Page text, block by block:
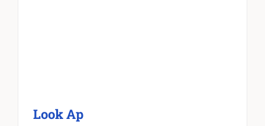
Look Ap